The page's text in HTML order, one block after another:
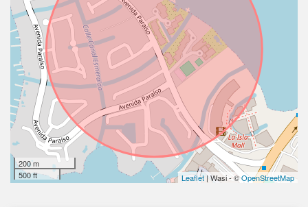
200 m
500 ft
Leaflet | Wasi - ©OpenStreetMap